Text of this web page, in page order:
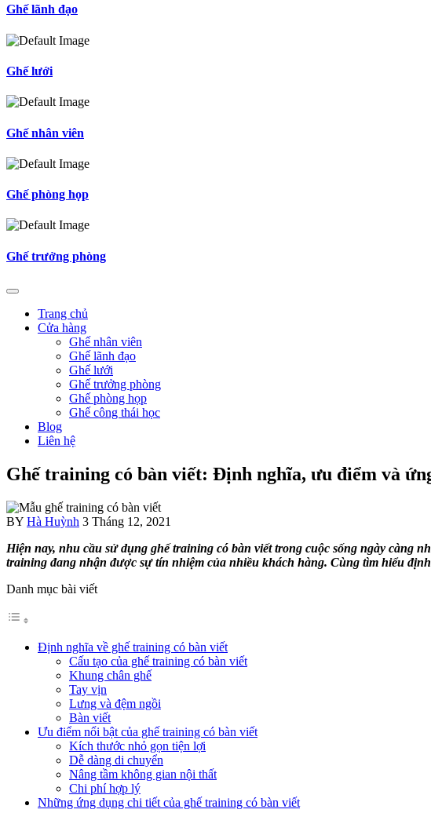
Ghế lãnh đạo
Ghế lưới
Ghế nhân viên
Ghế phòng họp
Ghế trưởng phòng
Trang chủ
Cửa hàng
Ghế nhân viên
Ghế lãnh đạo
Ghế lưới
Ghế trưởng phòng
Ghế phòng họp
Ghế công thái học
Blog
Liên hệ
Ghế training có bàn viết: Định nghĩa, ưu điểm và
BY Hà Huỳnh 3 Tháng 12, 2021
Hiện nay, nhu cầu sử dụng ghế training có bàn viết trong cuộc sống ngày càng
training đang nhận được sự tín nhiệm của nhiều khách hàng. Cùng tìm hiểu
Danh mục bài viết
Định nghĩa về ghế training có bàn viết
Cấu tạo của ghế training có bàn viết
Khung chân ghế
Tay vịn
Lưng và đệm ngồi
Bàn viết
Ưu điểm nổi bật của ghế training có bàn viết
Kích thước nhỏ gọn tiện lợi
Dễ dàng di chuyển
Nâng tầm không gian nội thất
Chi phí hợp lý
Những ứng dụng chi tiết của ghế training có bàn viết